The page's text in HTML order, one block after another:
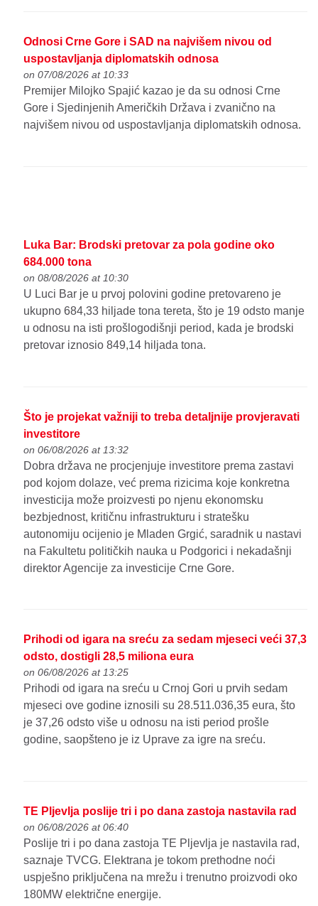
Odnosi Crne Gore i SAD na najvišem nivou od
uspostavljanja diplomatskih odnosa
on 07/08/2026 at 10:33
Premijer Milojko Spajić kazao je da su odnosi Crne
Gore i Sjedinjenih Američkih Država i zvanično na
najvišem nivou od uspostavljanja diplomatskih odnosa.
Luka Bar: Brodski pretovar za pola godine oko
684.000 tona
on 08/08/2026 at 10:30
U Luci Bar je u prvoj polovini godine pretovareno je
ukupno 684,33 hiljade tona tereta, što je 19 odsto manje
u odnosu na isti prošlogodišnji period, kada je brodski
pretovar iznosio 849,14 hiljada tona.
Što je projekat važniji to treba detaljnije provjeravati
investitore
on 06/08/2026 at 13:32
Dobra država ne procjenjuje investitore prema zastavi
pod kojom dolaze, već prema rizicima koje konkretna
investicija može proizvesti po njenu ekonomsku
bezbjednost, kritičnu infrastrukturu i stratešku
autonomiju ocijenio je Mladen Grgić, saradnik u nastavi
na Fakultetu političkih nauka u Podgorici i nekadašnji
direktor Agencije za investicije Crne Gore.
Prihodi od igara na sreću za sedam mjeseci veći 37,3
odsto, dostigli 28,5 miliona eura
on 06/08/2026 at 13:25
Prihodi od igara na sreću u Crnoj Gori u prvih sedam
mjeseci ove godine iznosili su 28.511.036,35 eura, što
je 37,26 odsto više u odnosu na isti period prošle
godine, saopšteno je iz Uprave za igre na sreću.
TE Pljevlja poslije tri i po dana zastoja nastavila rad
on 06/08/2026 at 06:40
Poslije tri i po dana zastoja TE Pljevlja je nastavila rad,
saznaje TVCG. Elektrana je tokom prethodne noći
uspješno priključena na mrežu i trenutno proizvodi oko
180MW električne energije.